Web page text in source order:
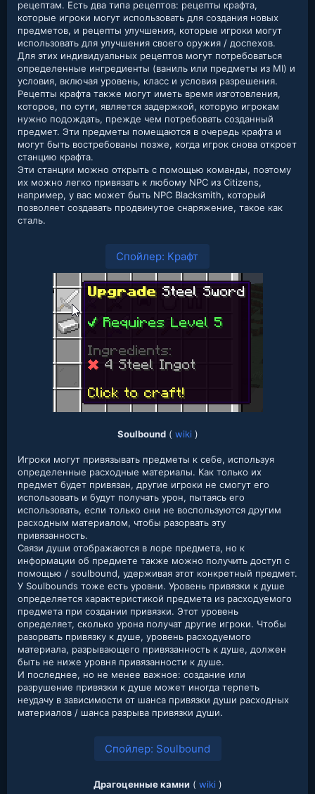
рецептам. Есть два типа рецептов: рецепты крафта,
которые игроки могут использовать для создания новых
предметов, и рецепты улучшения, которые игроки могут
использовать для улучшения своего оружия / доспехов.
Для этих индивидуальных рецептов могут потребоваться
определенные ингредиенты (ваниль или предметы из MI) и
условия, включая уровень, класс и условия разрешения.
Рецепты крафта также могут иметь время изготовления,
которое, по сути, является задержкой, которую игрокам
нужно подождать, прежде чем потребовать созданный
предмет. Эти предметы помещаются в очередь крафта и
могут быть востребованы позже, когда игрок снова откроет
станцию крафта.
Эти станции можно открыть с помощью команды, поэтому
их можно легко привязать к любому NPC из Citizens,
например, у вас может быть NPC Blacksmith, который
позволяет создавать продвинутое снаряжение, такое как
сталь.
Спойлер: Крафт
Soulbound( wiki )
Игроки могут привязывать предметы к себе, используя
определенные расходные материалы. Как только их
предмет будет привязан, другие игроки не смогут его
использовать и будут получать урон, пытаясь его
использовать, если только они не воспользуются другим
расходным материалом, чтобы разорвать эту
привязанность.
Связи души отображаются в лоре предмета, но к
информации об предмете также можно получить доступ с
помощью / soulbound, удерживая этот конкретный предмет.
У Soulbounds тоже есть уровни. Уровень привязки к душе
определяется характеристикой предмета из расходуемого
предмета при создании привязки. Этот уровень
определяет, сколько урона получат другие игроки. Чтобы
разорвать привязку к душе, уровень расходуемого
материала, разрывающего привязанность к душе, должен
быть не ниже уровня привязанности к душе.
И последнее, но не менее важное: создание или
разрушение привязки к душе может иногда терпеть
неудачу в зависимости от шанса привязки души расходных
материалов / шанса разрыва привязки души.
Спойлер: Soulbound
Драгоценные камни( wiki )